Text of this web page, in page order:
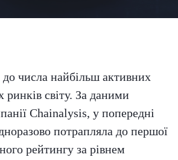
до числа найбільш активних
світу. За даними
Chainalysis, у попередні
потрапляла до першої
рейтингу за рівнем